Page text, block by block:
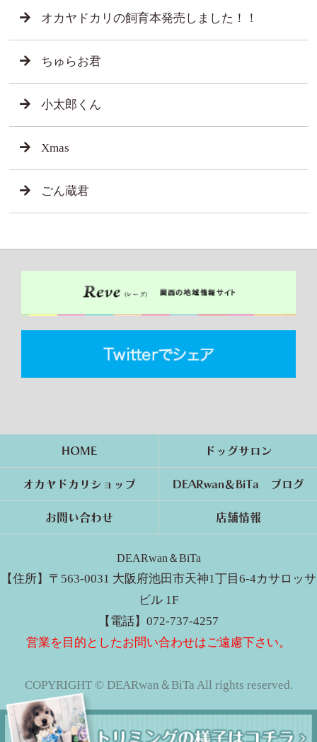
オカヤドカリの飼育本発売しました！！
ちゅらお君
小太郎くん
Xmas
ごん蔵君
HOME ドッグサロン
オカヤドカリショップ DEARwan＆BiTa ブログ
お問い合わせ 店舗情報
DEARwan＆BiTa
【住所】〒563-0031 大阪府池田市天神1丁目6-4カサロッサ
ビル 1F
【電話】072-737-4257
営業を目的としたお問い合わせはご遠慮下さい。
COPYRIGHT © DEARwan＆BiTa All rights reserved.